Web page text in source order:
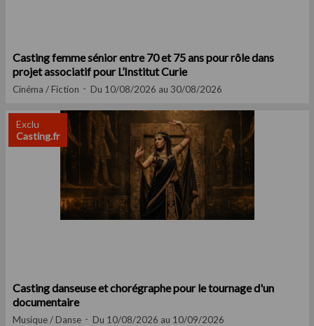
Casting femme sénior entre 70 et 75 ans pour rôle dans
projet associatif pour L’Institut Curie
Cinéma / Fiction Du 10/08/2026 au 30/08/2026
Exclu
Casting.fr
Casting danseuse et chorégraphe pour le tournage d'un
documentaire
Musique / Danse Du 10/08/2026 au 10/09/2026